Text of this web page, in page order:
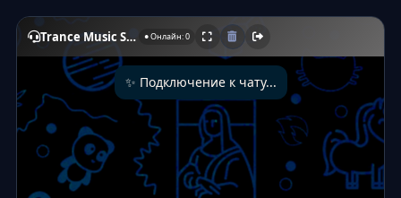
Trance Music S.S. Live Chat ● Онлайн: 0
✨ Подключение к чату...